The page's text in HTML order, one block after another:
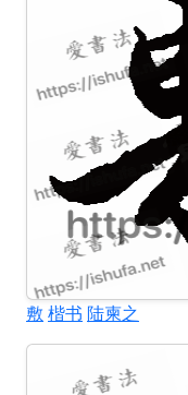
敷 楷书 陆柬之